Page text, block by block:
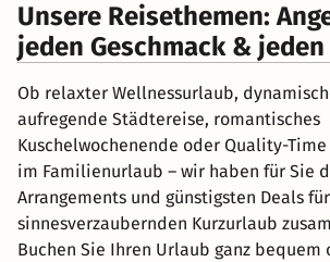
Unsere Reisethemen:
jeden Geschmack &
Ob relaxter Wellnessurlaub,
aufregende Städtereise, romantisches
Kuschelwochenende oder Quality-
im Familienurlaub – wir haben für Sie
Arrangements und günstigsten Deals
sinnesverzaubernden Kurzurlaub
Buchen Sie Ihren Urlaub ganz bequem